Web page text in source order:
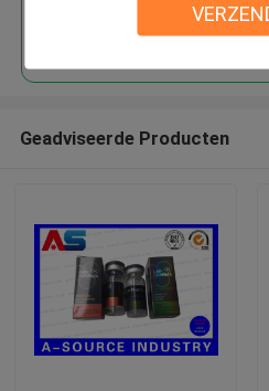
Doorgaan
Geadviseerde Producten